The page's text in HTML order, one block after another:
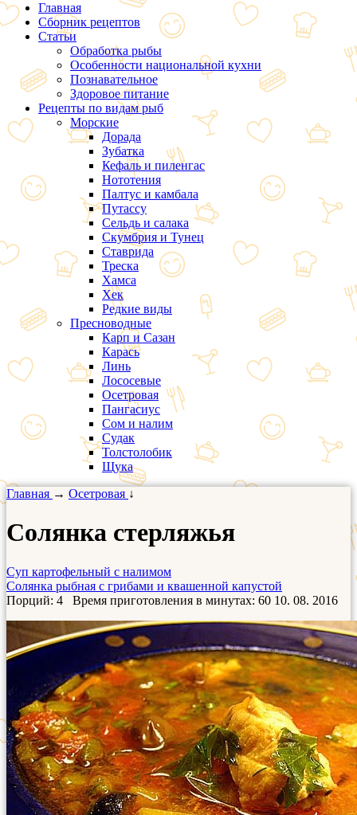
Главная
Сборник рецептов
Статьи
Обработка рыбы
Особенности национальной кухни
Познавательное
Здоровое питание
Рецепты по видам рыб
Морские
Дорада
Зубатка
Кефаль и пиленгас
Нототения
Палтус и камбала
Путассу
Сельдь и салака
Скумбрия и Тунец
Ставрида
Треска
Хамса
Хек
Редкие виды
Пресноводные
Карп и Сазан
Карась
Линь
Лососевые
Осетровая
Пангасиус
Сом и налим
Судак
Толстолобик
Щука
Главная → Осетровая ↓
Солянка стерляжья
Суп картофельный с налимом
Солянка рыбная с грибами и квашенной капустой
Порций: 4 Время приготовления в минутах: 60 10. 08. 2016